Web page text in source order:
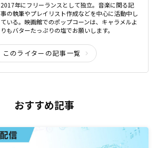
2017年にフリーランスとして独立。音楽に関る記
事の執筆やプレイリスト作成などを中心に活動中し
ている。映画館でのポップコーンは、キャラメルよ
りもバターたっぷりの塩でお願いします。
このライターの記事一覧
おすすめ記事